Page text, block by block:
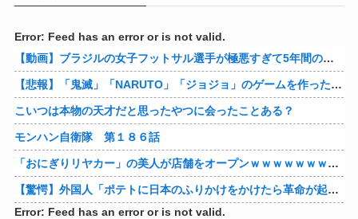
Error: Feed has an error or is not valid.
【動画】ブラジルの女子フットサル選手が極悪すぎて5年間の出場停止処分に。
【悲報】「鬼滅」「NARUTO」「ジョジョ」のゲームを作った会社の取締役、ジャンプ垢にブロックされてしまうｗｗｗｗ
こいつは本物の天才だと思ったやつに会ったことある？
モンハン自衛隊 第１８６話
「おにぎりリヤカー」の美人が店舗をオープンｗｗｗｗｗｗｗｗｗｗｗｗ
【驚愕】外国人「ポテトに日本のふりかけをかけたら革命が起きた」→世界中で中毒者が続出w
Error: Feed has an error or is not valid.